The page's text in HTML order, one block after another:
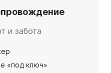
и забота
«под ключ»